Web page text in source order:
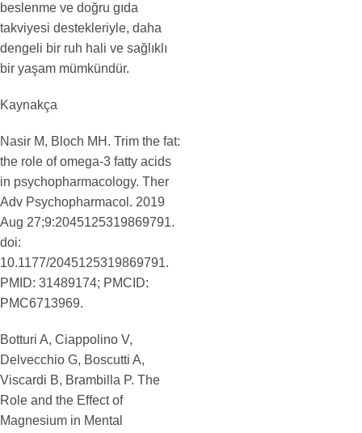
beslenme ve doğru gıda
takviyesi destekleriyle, daha
dengeli bir ruh hali ve sağlıklı
bir yaşam mümkündür.
Kaynakça
Nasir M, Bloch MH. Trim the fat:
the role of omega-3 fatty acids
in psychopharmacology. Ther
Adv Psychopharmacol. 2019
Aug 27;9:2045125319869791.
doi:
10.1177/2045125319869791.
PMID: 31489174; PMCID:
PMC6713969.
Botturi A, Ciappolino V,
Delvecchio G, Boscutti A,
Viscardi B, Brambilla P. The
Role and the Effect of
Magnesium in Mental